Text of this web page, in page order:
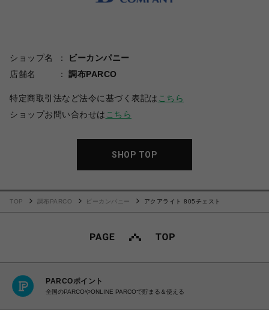
ショップ名
ビーカンパニー
店舗名
調布PARCO
特定商取引法など法令に基づく表記は こちら
ショップお問い合わせは こちら
SHOP TOP
TOP 調布PARCO ビーカンパニー アクアライト 805チェスト
PARCOポイント
全国のPARCOやONLINE PARCOで貯まる＆使える